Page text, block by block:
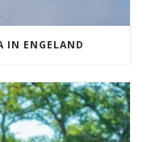
IN ENGELAND